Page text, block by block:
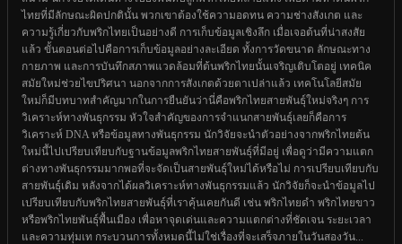
ไทยที่มีลักษณะผิดปกตินั้น พวกเขาต้องใช้ความอดทน ความช่างสังเกต และ
ความรู้เกี่ยวกับพริกไทยเป็นอย่างดี การเก็บข้อมูลเชิงลึก เมื่อเจอต้นที่น่าสงสัย
แล้ว ขั้นตอนต่อไปคือการเก็บข้อมูลอย่างละเอียด ทั้งการวัดขนาด ลักษณะทาง
กายภาพ และการบันทึกสภาพแวดล้อมที่ต้นพริกไทยนั้นเจริญเติบโตอยู่ เทคนิค
สมัยใหม่ช่วยไขปริศนา นอกจากการสังเกตด้วยตาเปล่าแล้ว เทคโนโลยีสมัย
ใหม่ก็มีบทบาทสำคัญมากในการยืนยันว่านี่คือพริกไทยสายพันธุ์ใหม่จริงๆ การ
วิเคราะห์ทางพันธุกรรม หัวใจสำคัญของการจำแนกสายพันธุ์เลยก็คือการ
วิเคราะห์ DNA หรือข้อมูลทางพันธุกรรม นักวิจัยจะนำตัวอย่างจากพริกไทยต้น
ใหม่นี้ไปเปรียบเทียบกับฐานข้อมูลพริกไทยสายพันธุ์ที่มีอยู่ เพื่อดูว่ามีความแตก
ต่างทางพันธุกรรมมากพอที่จะจัดเป็นสายพันธุ์ใหม่ได้หรือไม่ การเปรียบเทียบกับ
สายพันธุ์เดิม หลังจากได้ผลวิเคราะห์ทางพันธุกรรมแล้ว นักวิจัยก็จะนำข้อมูลไป
เปรียบเทียบกับพริกไทยสายพันธุ์ที่เราคุ้นเคยกันดี เช่น พริกไทยดำ พริกไทยขาว
หรือพริกไทยพันธุ์พื้นเมือง เพื่อหาจุดเด่นและความแตกต่างที่ชัดเจน ระยะเวลา
และความทุ่มเท กระบวนการทั้งหมดนี้ไม่ใช่เรื่องที่จะเสร็จภายในวันสองวัน...